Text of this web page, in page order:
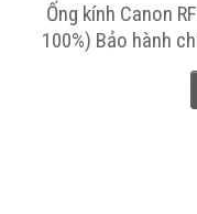
Ống kính Canon
100%) Bảo hành